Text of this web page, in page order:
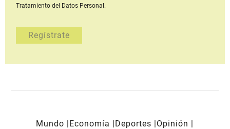
Tratamiento del Datos Personal.
Mundo Economía Deportes
Opinión